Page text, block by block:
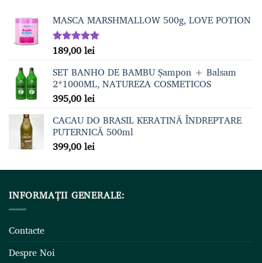
MASCA MARSHMALLOW 500g, LOVE POTION
Evaluat la
5.00din 5
189,00lei
SET BANHO DE BAMBU Șampon + Balsam
2*1000ML, NATUREZA COSMETICOS
395,00lei
CACAU DO BRASIL KERATINĂ ÎNDREPTARE
PUTERNICĂ 500ml
399,00lei
INFORMAȚII GENERALE:
Contacte
Despre Noi